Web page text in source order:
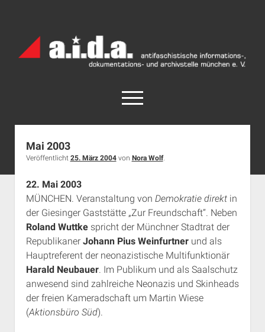
Archiv
München
open
menu
facebook
rss info@aida-archiv.de
Home
Termine
open
dropdown
menu
Antifaschistische Termine im Süden
Antifaschistische Termine in München
Rechte Termine im Süden
Rechte Termine München
Chronologie
Das Archiv
open
dropdown
menu
a.i.d.a. e. V. unterstützen
Über a.i.d.a.
RSS-Feeds, Twitter & Facebook
Impressum
Mai 2003
Veröffentlicht 25. März 2004von Nora Wolf.
22. Mai 2003
MÜNCHEN. Veranstaltung von Demokratie direktin
der Giesinger Gaststätte „Zur Freundschaft“. Neben
Roland Wuttkespricht der Münchner Stadtrat der
Republikaner Johann Pius Weinfurtnerund als
Hauptreferent der neonazistische Multifunktionär
Harald Neubauer. Im Publikum und als Saalschutz
anwesend sind zahlreiche Neonazis und Skinheads
der freien Kameradschaft um Martin Wiese
(Aktionsbüro Süd).